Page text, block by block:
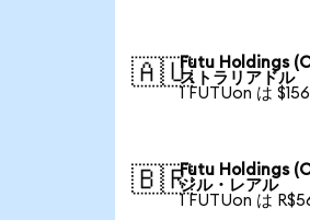
🇦🇺Futu Holdings
ストラリアドル
1 FUTUon は
🇧🇷Futu Holdings
ジル・レアル
1 FUTUon は